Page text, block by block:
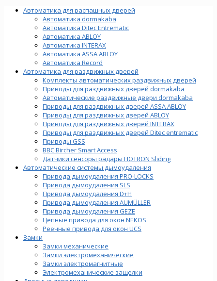
Автоматика для распашных дверей
Автоматика dormakaba
Автоматика Ditec Entrematic
Автоматика ABLOY
Автоматика INTERAX
Автоматика ASSA ABLOY
Автоматика Record
Автоматика для раздвижных дверей
Комплекты автоматических раздвижных дверей
Приводы для раздвижных дверей dormakaba
Автоматические раздвижные двери dormakaba
Приводы для раздвижных дверей ASSA ABLOY
Приводы для раздвижных дверей ABLOY
Приводы для раздвижных дверей INTERAX
Приводы для раздвижных дверей Ditec entrematic
Приводы GSS
BBC Bircher Smart Access
Датчики сенсоры радары HOTRON Sliding
Автоматические системы дымоудаления
Привода дымоудаления PRO-LOCKS
Привода дымоудаления SLS
Привода дымоудаления D+H
Привода дымоудаления AUMÜLLER
Привода дымоудаления GEZE
Цепные привода для окон NEKOS
Реечные привода для окон UСS
Замки
Замки механические
Замки электромеханические
Замки электромагнитные
Электромеханические защелки